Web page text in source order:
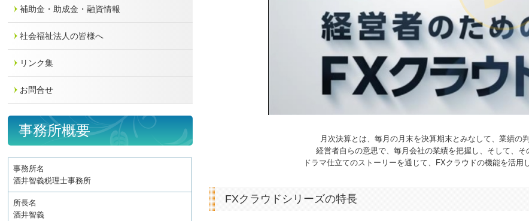
補助金・助成金・融資情報
社会福祉法人の皆様へ
リンク集
お問合せ
事務所概要
事務所名
酒井智義税理士事務所
所長名
酒井智義
月次決算とは、毎月の月末を決算期末とみなして、業績の
経営者自らの意思で、毎月会社の業績を把握し、そして、そ
ドラマ仕立てのストーリーを通じて、FXクラウドの機能を活用
FXクラウドシリーズの特長